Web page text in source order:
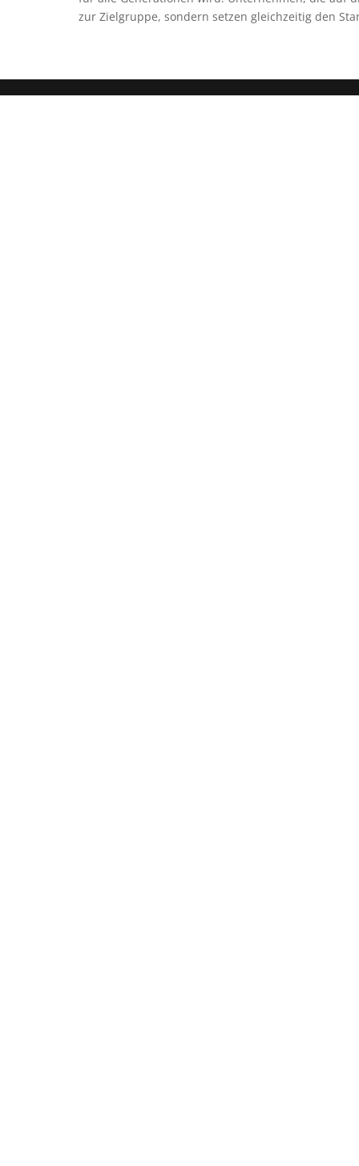
zur Zielgruppe, sondern setzen gleichzeitig den